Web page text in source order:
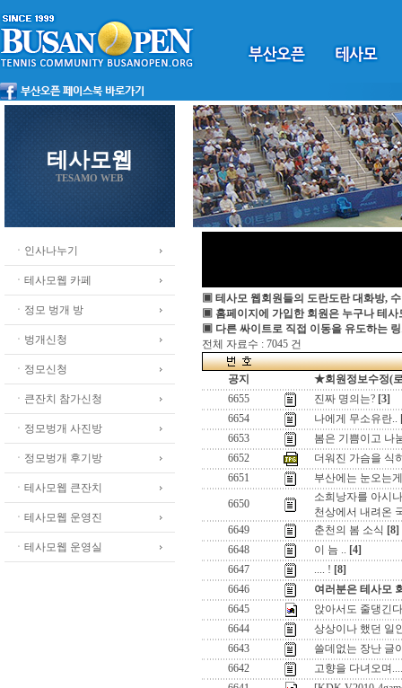
테사모웹
TESAMO WEB
ㆍ인사나누기
ㆍ테사모웹 카페
ㆍ정모 벙개 방
ㆍ벙개신청
ㆍ정모신청
ㆍ큰잔치 참가신청
ㆍ정모벙개 사진방
ㆍ정모벙개 후기방
ㆍ테사모웹 큰잔치
ㆍ테사모웹 운영진
ㆍ테사모웹 운영실
▣ 테사모 웹회원들의 도란도란 대화방,
▣ 홈페이지에 가입한 회원은 누구나 테사
▣ 다른 싸이트로 직접 이동을 유도하는
전체 자료수 : 7045 건
공지
★회원정보수정(
6655
진짜 명의는? [3]
6654
나에게 무소유란..
6653
봄은 기쁨이고 나
6652
더워진 가슴을 식
6651
부산에는 눈오는
6650
소희낭자를 아시
천상에서 내려온
6649
춘천의 봄 소식 [8]
6648
이 늠 .. [4]
6647
.... ! [8]
6646
여러분은 테사모
6645
앉아서도 줄댕긴
6644
상상이나 했던 일
6643
쓸데없는 장난 글
6642
고향을 다녀오며....